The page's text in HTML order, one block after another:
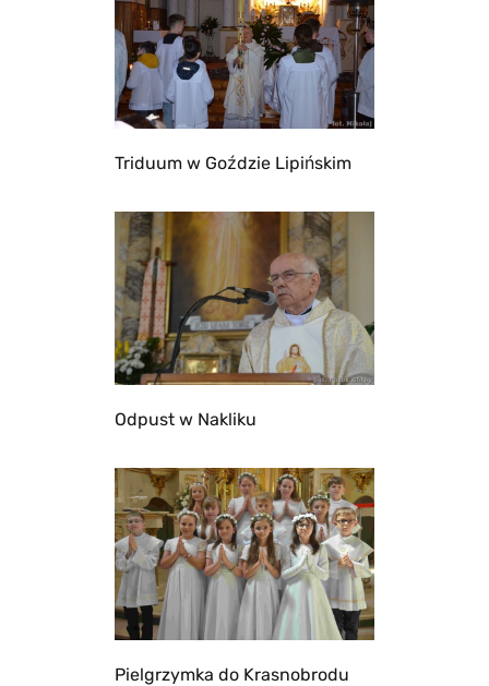
Triduum w Goździe Lipińskim
Odpust w Nakliku
Pielgrzymka do Krasnobrodu